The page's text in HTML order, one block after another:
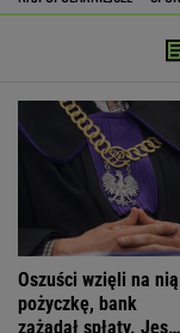
Oszuści wzięli na nią
pożyczkę, bank
zażądał spłaty. Jest